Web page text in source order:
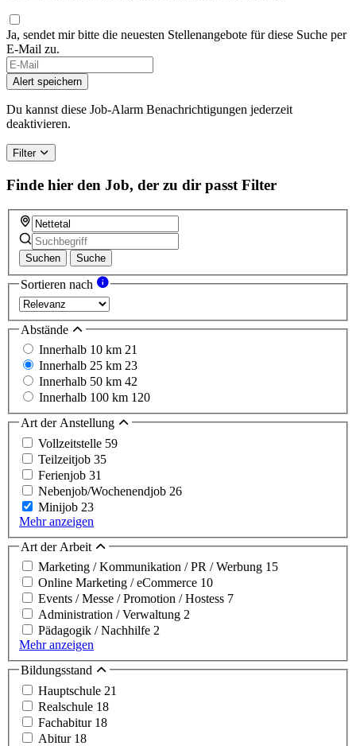
Ja, sendet mir bitte die neuesten Stellenangebote für diese Suche per
E-Mail zu.
If
you
are
a
human,
this
field
Alert speichern
Du kannst diese Job-Alarm Benachrichtigungen jederzeit
deaktivieren.
Filter
Finde hier den Job, der zu dir passt Filter
Suchen Suche
Sortieren nach
Abstände
Innerhalb 10 km 21
Innerhalb 25 km 23
Innerhalb 50 km 42
Innerhalb 100 km 120
Art der Anstellung
Vollzeitstelle 59
Teilzeitjob 35
Ferienjob 31
Nebenjob/Wochenendjob 26
Minijob 23
Mehr anzeigen
Art der Arbeit
Marketing / Kommunikation / PR / Werbung 15
Online Marketing / eCommerce 10
Events / Messe / Promotion / Hostess 7
Administration / Verwaltung 2
Pädagogik / Nachhilfe 2
Mehr anzeigen
Bildungsstand
Hauptschule 21
Realschule 18
Fachabitur 18
Abitur 18